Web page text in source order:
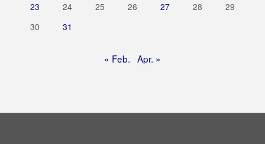
23
24 25 26 27 28
29
30
31
« Feb. Apr. »